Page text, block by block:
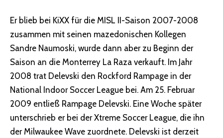
Er blieb bei KiXX für die MISL II-Saison 2007-2008
zusammen mit seinen mazedonischen Kollegen
Sandre Naumoski, wurde dann aber zu Beginn der
Saison an die Monterrey La Raza verkauft. Im Jahr
2008 trat Delevski den Rockford Rampage in der
National Indoor Soccer League bei. Am 25. Februar
2009 entließ Rampage Delevski. Eine Woche später
unterschrieb er bei der Xtreme Soccer League, die ihn
der Milwaukee Wave zuordnete. Delevski ist derzeit